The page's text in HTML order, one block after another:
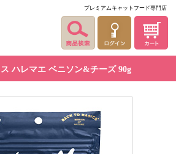
プレミアムキャットフード専門店
ハレマエ ベニソン&チーズ 90g